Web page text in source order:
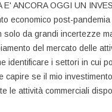
E' ANCORA OGGI UN
economico post-
solo da grandi incertezze
del mercato delle
identificare i settori in cui
capire se il mio
le attività commerciali